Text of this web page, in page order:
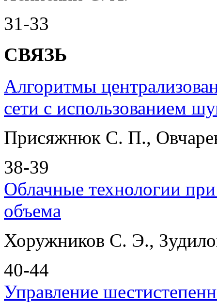
31-33
СВЯЗЬ
Алгоритмы
сети с использованием
Присяжнюк С. П.,
38-39
Облачные технологии
объема
Хоружников С. Э.,
40-44
Управление